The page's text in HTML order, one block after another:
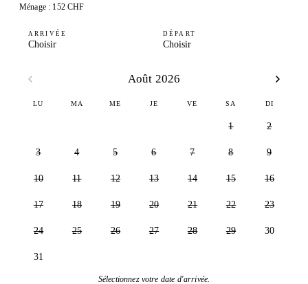
Ménage : 152 CHF
ARRIVÉE
Choisir
DÉPART
Choisir
Août 2026
LU MA ME JE VE SA DI
1 2
3 4 5 6 7 8 9
10 11 12 13 14 15 16
17 18 19 20 21 22 23
24 25 26 27 28 29 30
31
Sélectionnez votre date d'arrivée.